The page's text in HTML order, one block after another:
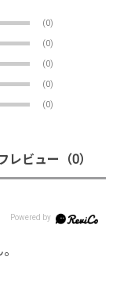
(0)
(0)
(0)
(0)
(0)
レビュー （0）